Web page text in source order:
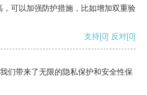
可以加强防护措施，比如增加双重验
支持[0] 反对[0]
们带来了无限的隐私保护和安全性保